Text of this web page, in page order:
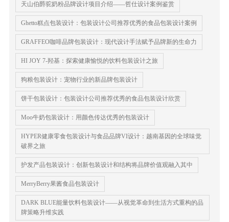
天山伯爵驼奶粉品牌设计项目介绍——哲仕设计案例鉴赏
Ghetto糕点包装设计：包装设计公司推荐优秀的食品包装设计案例
GRAFFEO咖啡品牌包装设计：现代设计手法赋予品牌新的生命力
HI JOY 7-羟基：探索健康愉悦的饮料包装设计之旅
狗粮包装设计：宠物行业的新品牌包装设计
饼干包装设计：包装设计公司推荐优秀的食品包装设计欣赏
Moo牛奶包装设计：用颜色传达优秀的包装设计
HYPER健康零食包装设计与食品品牌VI设计：越南基因的全球味觉
破界之旅
护发产品包装设计：创新包装设计和结构将品牌价值观融入其中
MerryBerry果酱食品包装设计
DARK BLUE能量饮料包装设计——从视觉革命到生活方式重构的品
牌策略升维实践